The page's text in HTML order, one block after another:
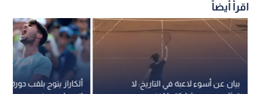
اقرأ أيضاً
ألكاراز يتوج بلقب دورة
بيان عن أسوء لاعبة في التاريخ: لا